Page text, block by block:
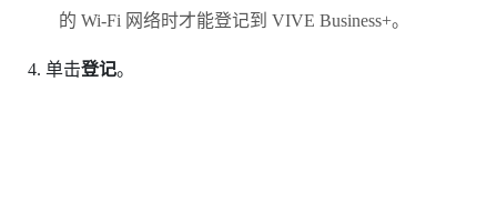
的 Wi-Fi 网络时才能登记到VIVE Business+。
单击登记。